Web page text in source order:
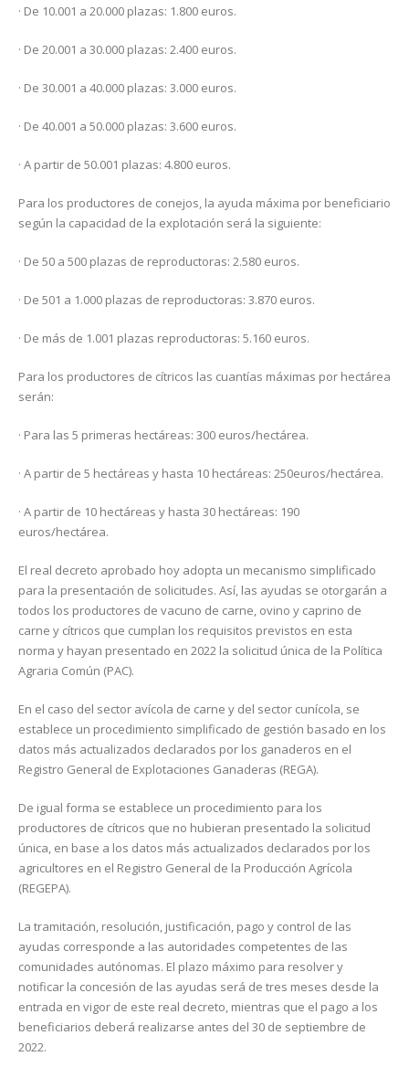
· De 10.001 a 20.000 plazas: 1.800 euros.
· De 20.001 a 30.000 plazas: 2.400 euros.
· De 30.001 a 40.000 plazas: 3.000 euros.
· De 40.001 a 50.000 plazas: 3.600 euros.
· A partir de 50.001 plazas: 4.800 euros.
Para los productores de conejos, la ayuda máxima por beneficiario
según la capacidad de la explotación será la siguiente:
· De 50 a 500 plazas de reproductoras: 2.580 euros.
· De 501 a 1.000 plazas de reproductoras: 3.870 euros.
· De más de 1.001 plazas reproductoras: 5.160 euros.
Para los productores de cítricos las cuantías máximas por hectárea
serán:
· Para las 5 primeras hectáreas: 300 euros/hectárea.
· A partir de 5 hectáreas y hasta 10 hectáreas: 250euros/hectárea.
· A partir de 10 hectáreas y hasta 30 hectáreas: 190
euros/hectárea.
El real decreto aprobado hoy adopta un mecanismo simplificado
para la presentación de solicitudes. Así, las ayudas se otorgarán a
todos los productores de vacuno de carne, ovino y caprino de
carne y cítricos que cumplan los requisitos previstos en esta
norma y hayan presentado en 2022 la solicitud única de la Política
Agraria Común (PAC).
En el caso del sector avícola de carne y del sector cunícola, se
establece un procedimiento simplificado de gestión basado en los
datos más actualizados declarados por los ganaderos en el
Registro General de Explotaciones Ganaderas (REGA).
De igual forma se establece un procedimiento para los
productores de cítricos que no hubieran presentado la solicitud
única, en base a los datos más actualizados declarados por los
agricultores en el Registro General de la Producción Agrícola
(REGEPA).
La tramitación, resolución, justificación, pago y control de las
ayudas corresponde a las autoridades competentes de las
comunidades autónomas. El plazo máximo para resolver y
notificar la concesión de las ayudas será de tres meses desde la
entrada en vigor de este real decreto, mientras que el pago a los
beneficiarios deberá realizarse antes del 30 de septiembre de
2022.